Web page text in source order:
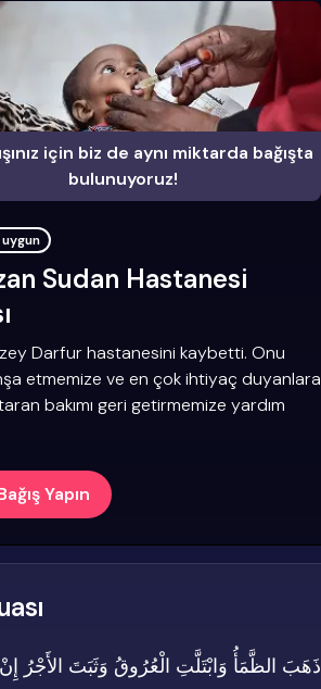
için biz de aynı miktarda bağışta
bulunuyoruz!
Sudan Hastanesi
Darfur hastanesini kaybetti. Onu
etmemize ve en çok ihtiyaç duyanlara
bakımı geri getirmemize yardım
Yapın
ذَهَبَ الظَّمَأُ وَابْتَلَّتِ الْعُرُوقُ وَثَبَتَ الأَجْرُ